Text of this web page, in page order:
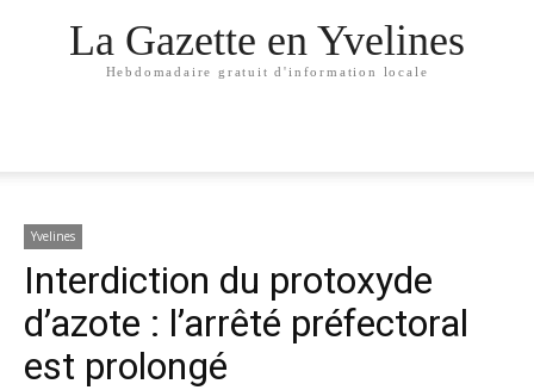
La Gazette en Yvelines
Hebdomadaire gratuit d'information locale
Yvelines
Interdiction du protoxyde
d’azote : l’arrêté préfectoral
est prolongé